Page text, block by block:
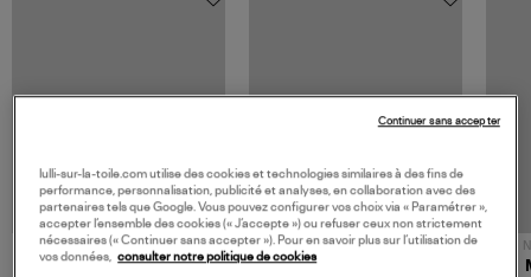
JEROME DREYFUSS
NOUVELLE COLLECTION
lulli-sur-la-toile.com utilise des cookies et technologies similaires à des fins de
performance, personnalisation, publicité et analyses, en collaboration avec des
partenaires tels que Google. Vous pouvez configurer vos choix via « Paramétrer »,
accepter l’ensemble des cookies (« J’accepte ») ou refuser ceux non strictement
nécessaires (« Continuer sans accepter »). Pour en savoir plus sur l’utilisation de
vos données, consulter notre politique de cookies
Continuer sans accepter